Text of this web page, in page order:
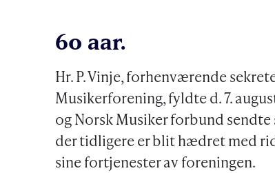
60 aar.
Hr. P. Vinje, forhenværende
Musikerforening, fyldte d. 7.
og Norsk Musiker forbund
der tidligere er blit hædret med
sine fortjenester av foreningen.